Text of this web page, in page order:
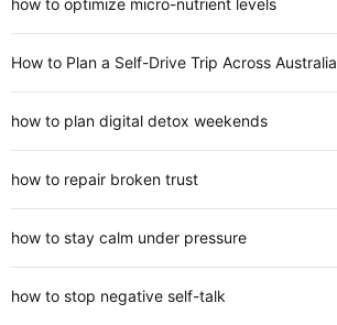
how to optimize micro-nutrient levels
How to Plan a Self-Drive Trip Across Australia
how to plan digital detox weekends
how to repair broken trust
how to stay calm under pressure
how to stop negative self-talk